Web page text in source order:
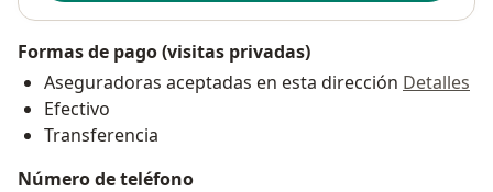
Formas de pago (visitas privadas)
Aseguradoras aceptadas en esta dirección Detalles
Efectivo
Transferencia
Número de teléfono